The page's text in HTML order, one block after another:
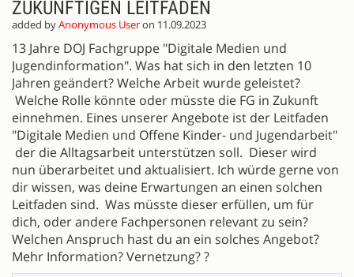
ZUKÜNFTIGEN LEITFADEN
added byAnonymous Useron 11.09.2023
13 Jahre DOJ Fachgruppe "Digitale Medien und
Jugendinformation". Was hat sich in den letzten 10
Jahren geändert? Welche Arbeit wurde geleistet?
Welche Rolle könnte oder müsste die FG in Zukunft
einnehmen. Eines unserer Angebote ist der Leitfaden
"Digitale Medien und Offene Kinder- und Jugendarbeit"
der die Alltagsarbeit unterstützen soll. Dieser wird
nun überarbeitet und aktualisiert. Ich würde gerne von
dir wissen, was deine Erwartungen an einen solchen
Leitfaden sind. Was müsste dieser erfüllen, um für
dich, oder andere Fachpersonen relevant zu sein?
Welchen Anspruch hast du an ein solches Angebot?
Mehr Information? Vernetzung? ?